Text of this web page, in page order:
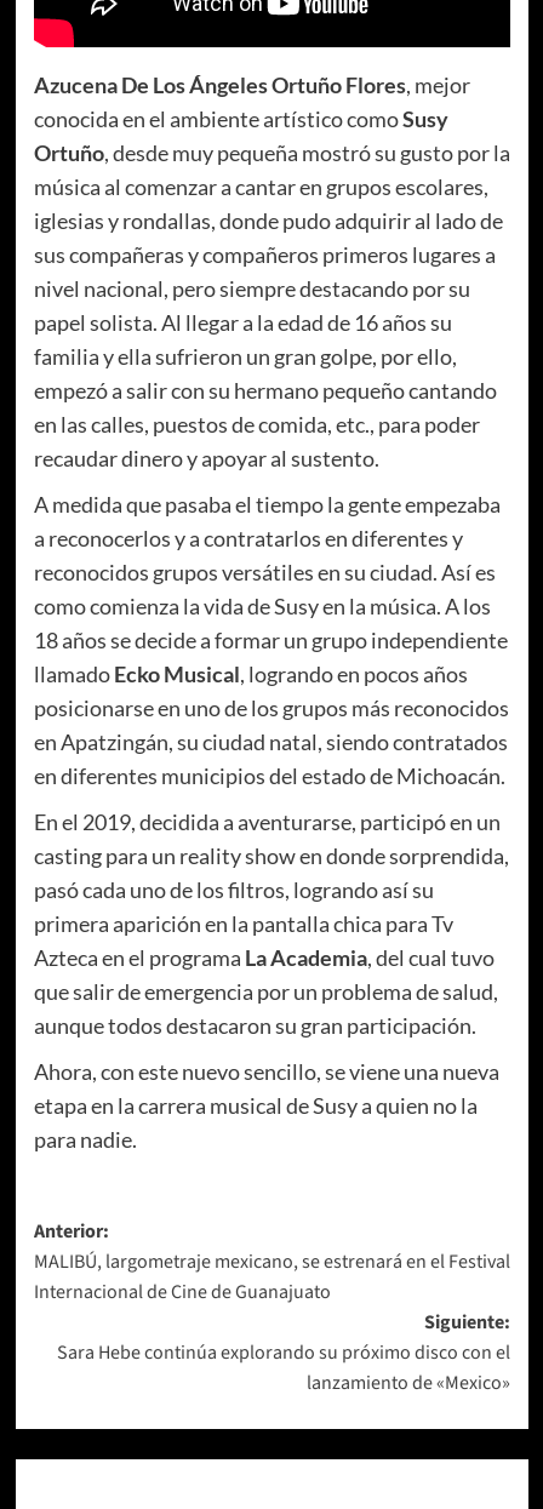
Azucena De Los Ángeles Ortuño Flores, mejor
conocida en el ambiente artístico comoSusy
Ortuño, desde muy pequeña mostró su gusto por la
música al comenzar a cantar en grupos escolares,
iglesias y rondallas, donde pudo adquirir al lado de
sus compañeras y compañeros primeros lugares a
nivel nacional, pero siempre destacando por su
papel solista. Al llegar a la edad de 16 años su
familia y ella sufrieron un gran golpe, por ello,
empezó a salir con su hermano pequeño cantando
en las calles, puestos de comida, etc., para poder
recaudar dinero y apoyar al sustento.
A medida que pasaba el tiempo la gente empezaba
a reconocerlos y a contratarlos en diferentes y
reconocidos grupos versátiles en su ciudad. Así es
como comienza la vida de Susy en la música. A los
18 años se decide a formar un grupo independiente
llamadoEcko Musical, logrando en pocos años
posicionarse en uno de los grupos más reconocidos
en Apatzingán, su ciudad natal, siendo contratados
en diferentes municipios del estado de Michoacán.
En el 2019, decidida a aventurarse, participó en un
casting para un reality show en donde sorprendida,
pasó cada uno de los filtros, logrando así su
primera aparición en la pantalla chica para Tv
Azteca en el programa La Academia, del cual tuvo
que salir de emergencia por un problema de salud,
aunque todos destacaron su gran participación.
Ahora, con este nuevo sencillo, se viene una nueva
etapa en la carrera musical de Susy a quien no la
para nadie.
Navegación
de
entradas
Anterior:
MALIBÚ, largometraje mexicano, se estrenará en el Festival
Internacional de Cine de Guanajuato
Siguiente:
Sara Hebe continúa explorando su próximo disco con el
lanzamiento de «Mexico»